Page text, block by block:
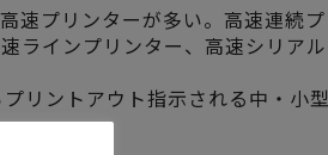
速プリンターが多い。高速連続
ラインプリンター、高速シリア
リントアウト指示される中・小